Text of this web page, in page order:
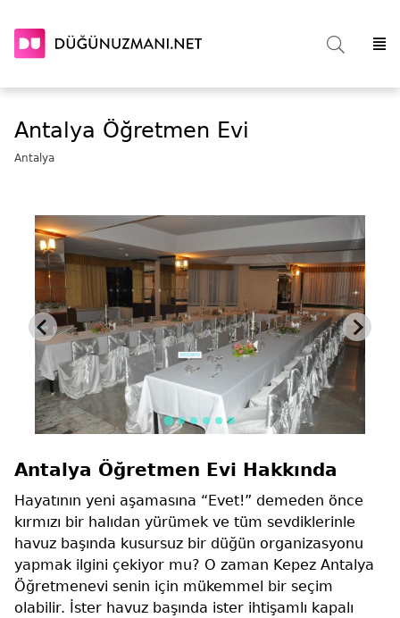
Antalya Öğretmen Evi
Antalya
Antalya Öğretmen Evi Hakkında
Hayatının yeni aşamasına “Evet!” demeden önce
kırmızı bir halıdan yürümek ve tüm sevdiklerinle
havuz başında kusursuz bir düğün organizasyonu
yapmak ilgini çekiyor mu? O zaman Kepez Antalya
Öğretmenevi senin için mükemmel bir seçim
olabilir. İster havuz başında ister ihtişamlı kapalı